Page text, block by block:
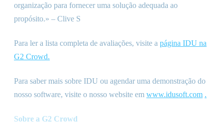
organização para fornecer uma solução adequada ao
propósito.» – Clive S
Para ler a lista completa de avaliações, visite a página IDU na
G2 Crowd.
Para saber mais sobre IDU ou agendar uma demonstração do
nosso software, visite o nosso website em www.idusoft.com .
Sobre a G2 Crowd